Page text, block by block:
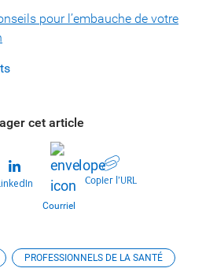
pour l’embauche de votre
cet article
Courriel
Copier l’URL
PROFESSIONNELS DE LA SANTÉ